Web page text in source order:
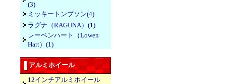
(3)
ミッキートンプソン(4)
ラグナ（RAGUNA）(1)
レーベンハート（Lowen
Hart）(1)
アルミホイール
12インチアルミホイール